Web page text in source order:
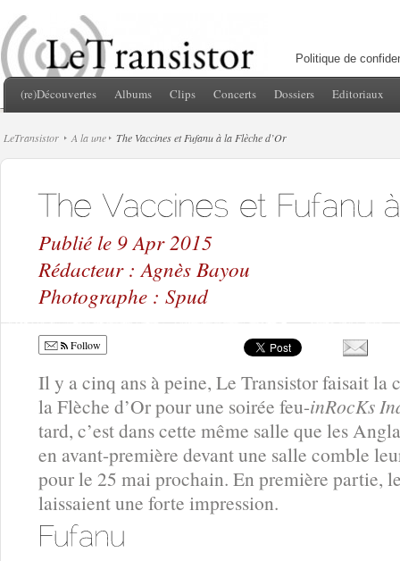
Politique de
(re)Découvertes Albums Clips Concerts Dossiers Editoriaux
LeTransistor A la une The Vaccines et Fufanu à la Flèche d’Or
Publié le 9 Apr 2015
Rédacteur : Agnès Bayou
Photographe : Spud
Follow
Il y a cinq ans à peine, Le Transistor faisait la
la Flèche d’Or pour une soirée feu-inRocKs
tard, c’est dans cette même salle que les
en avant-première devant une salle comble
pour le 25 mai prochain. En première partie,
laissaient une forte impression.